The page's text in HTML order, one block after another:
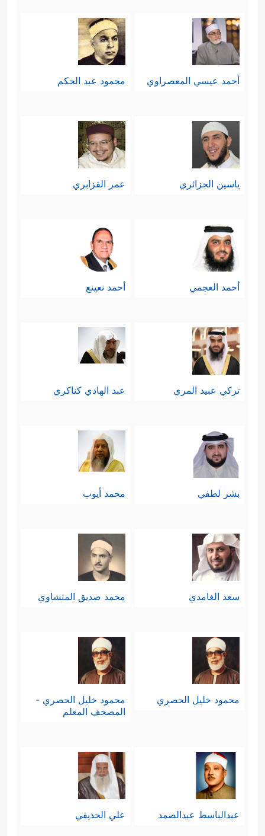
أحمد عيسي المعصراوي محمود عبد الحكم
ياسين الجزائري عمر القزابري
أحمد العجمي أحمد نعينع
تركي عبيد المري عبد الهادي كناكري
بشر لطفي محمد أيوب
سعد الغامدي محمد صديق المنشاوي
محمود خليل الحصري
محمود خليل الحصري -
المصحف المعلم
عبدالباسط عبدالصمد علي الحذيفي